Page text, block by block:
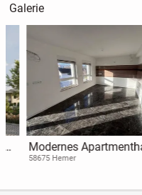
Galerie
Modernes Apartmenthaus
in Hemer - 13 Einheiten,
Ausstattung
58675 Hemer